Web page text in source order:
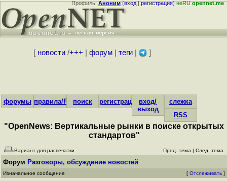
Профиль:Аноним(вход|регистрация)неRUopennet.me
[ новости/+++ форум| теги| ]
форумы правила/FAQпоиск регистрациявход/
выход
слежка
RSS
"OpenNews: Вертикальные рынки в поиске открытых
стандартов"
Вариант для распечатки Пред. тема | След. тема
Форум Разговоры, обсуждение новостей
Изначальное сообщение [ Отслеживать ]